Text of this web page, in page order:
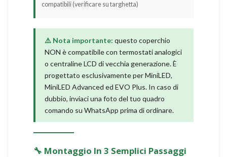
compatibili (verificare su targhetta)
⚠️ Nota importante: questo coperchio
NON è compatibile con termostati analogici
o centraline LCD di vecchia generazione. È
progettato esclusivamente per MiniLED,
MiniLED Advanced ed EVO Plus. In caso di
dubbio, inviaci una foto del tuo quadro
comando su WhatsApp prima di ordinare.
🔧 Montaggio In 3 Semplici Passaggi